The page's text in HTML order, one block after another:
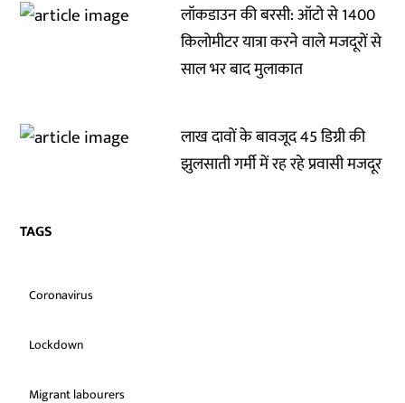
लॉकडाउन की बरसी: ऑटो से 1400
किलोमीटर यात्रा करने वाले मजदूरों से
साल भर बाद मुलाकात
लाख दावों के बावजूद 45 डिग्री की
झुलसाती गर्मी में रह रहे प्रवासी मजदूर
TAGS
Coronavirus
Lockdown
Migrant labourers